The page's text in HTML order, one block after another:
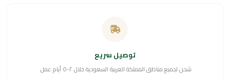
توصيل سريع
شحن لجميع مناطق المملكة العربية السعودية خلال ٢-٥ أيام عمل.